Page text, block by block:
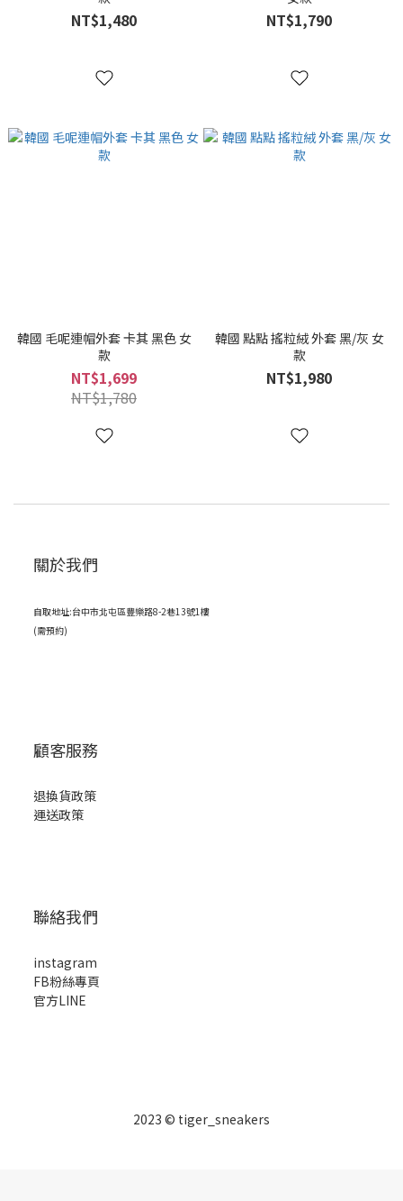
NT$1,480 NT$1,790
韓國 毛呢連帽外套 卡其 黑色 女
款
NT$1,699
NT$1,780
韓國 點點 搖粒絨 外套 黑/灰 女
款
NT$1,980
關於我們
自取地址:台中市北屯區豐樂路8-2巷13號1樓
(需預約)
顧客服務
退換貨政策
運送政策
聯絡我們
instagram
FB粉絲專頁
官方LINE
2023 © tiger_sneakers